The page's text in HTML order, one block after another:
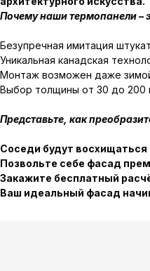
Почему наши термопанели –
Безупречная имитация
Уникальная канадская
Монтаж возможен даже
Выбор толщины от 30 до 200
Представьте, как
Соседи будут
Позвольте себе фасад
Закажите бесплатный
Ваш идеальный фасад